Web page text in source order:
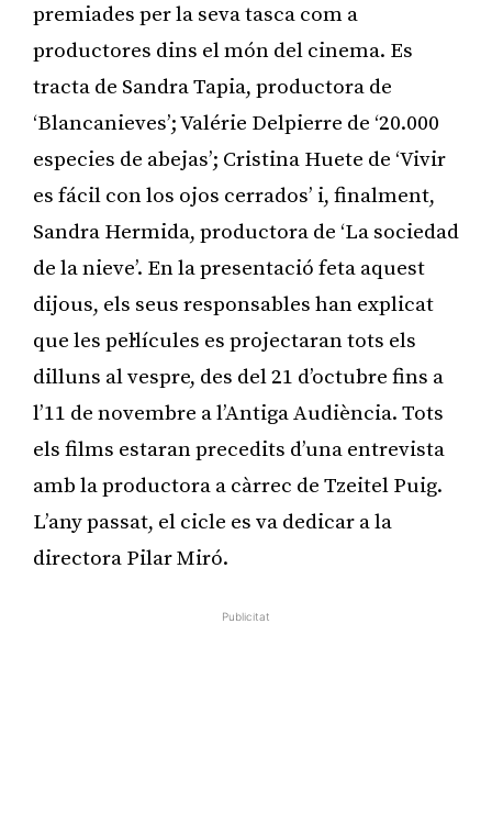
premiades per la seva tasca com a
productores dins el món del cinema. Es
tracta de Sandra Tapia, productora de
‘Blancanieves’; Valérie Delpierre de ‘20.000
especies de abejas’; Cristina Huete de ‘Vivir
es fácil con los ojos cerrados’ i, finalment,
Sandra Hermida, productora de ‘La sociedad
de la nieve’. En la presentació feta aquest
dijous, els seus responsables han explicat
que les pel·lícules es projectaran tots els
dilluns al vespre, des del 21 d’octubre fins a
l’11 de novembre a l’Antiga Audiència. Tots
els films estaran precedits d’una entrevista
amb la productora a càrrec de Tzeitel Puig.
L’any passat, el cicle es va dedicar a la
directora Pilar Miró.
Publicitat